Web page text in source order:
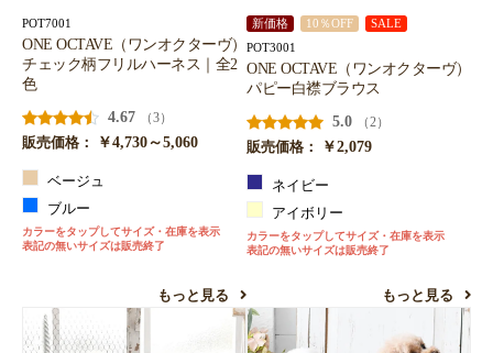
POT7001
ONE OCTAVE（ワンオクターヴ）
チェック柄フリルハーネス｜全2
色
4.67
（3）
販売価格：
￥4,730～5,060
ベージュ
ブルー
カラーをタップしてサイズ・在庫を表示
表記の無いサイズは販売終了
もっと見る
新価格 10％OFF SALE
POT3001
ONE OCTAVE（ワンオクターヴ）
パピー白襟ブラウス
5.0
（2）
販売価格：
￥2,079
ネイビー
アイボリー
カラーをタップしてサイズ・在庫を表示
表記の無いサイズは販売終了
もっと見る